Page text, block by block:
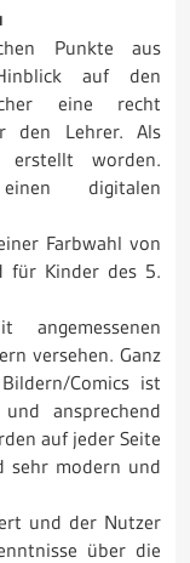
Punkte aus
auf den
eine recht
den Lehrer. Als
erstellt worden.
digitalen
Farbwahl von
für Kinder des 5.
versehen. Ganz
Comics ist
ansprechend
auf jeder Seite
sehr modern und
und der Nutzer
über die